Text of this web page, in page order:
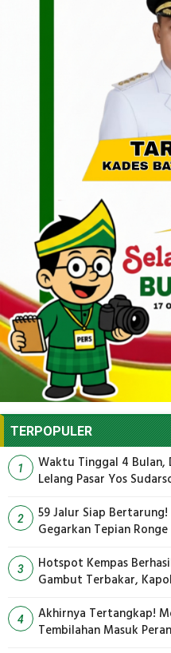
TERPOPULER
1
Waktu Tinggal 4 Bulan,
Lelang Pasar Yos
2
59 Jalur Siap
Gegarkan Tepian
3
Hotspot Kempas
Gambut Terbakar,
4
Akhirnya Tertangkap!
Tembilahan Masuk